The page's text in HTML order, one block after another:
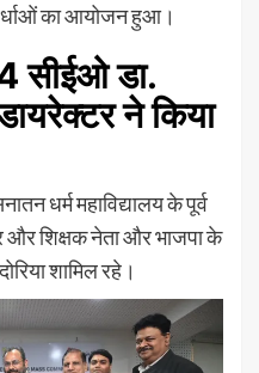
का आयोजन हुआ।
सीईओ डा.
ने किया
धर्म महाविद्यालय के पूर्व
और शिक्षक नेता और भाजपा के
शामिल रहे।